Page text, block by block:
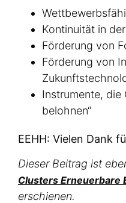
Kontinuität in
Förderung von
Förderung von
Instrumente, die
belohnen“
EEHH: Vielen Dank
Dieser Beitrag ist
Clusters Erneuerbare
erschienen.